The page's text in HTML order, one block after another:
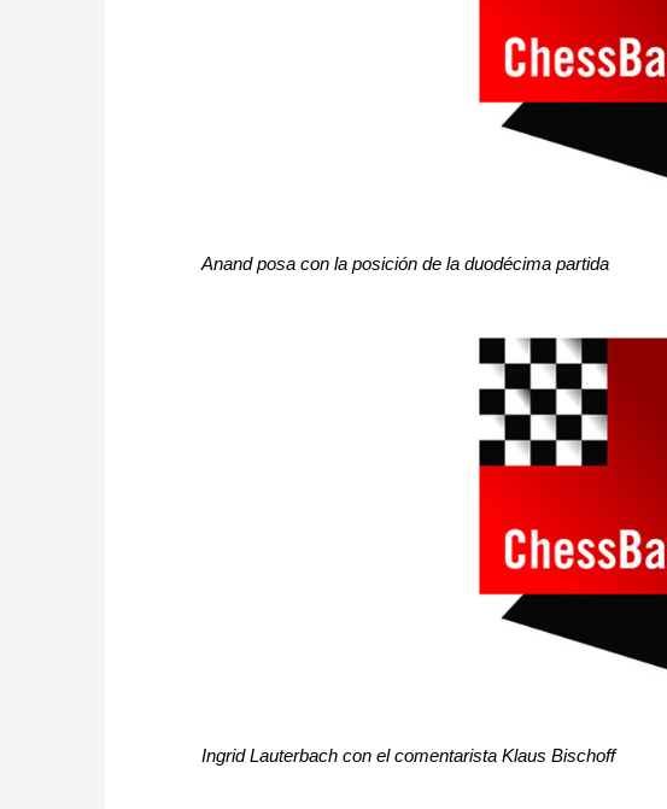
Anand posa con la posición de la duodécima partida
Ingrid Lauterbach con el comentarista Klaus Bischoff